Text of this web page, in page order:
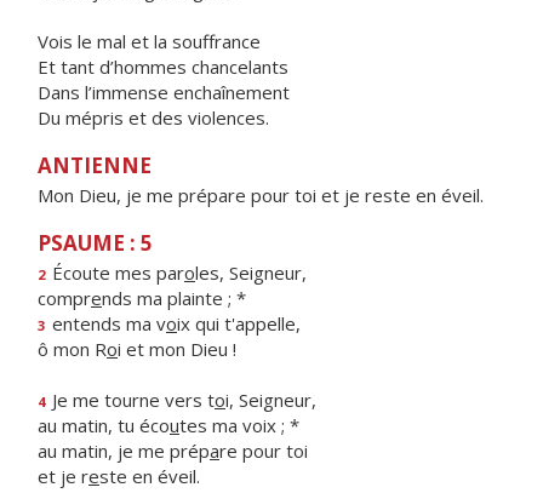
Vois le mal et la souffrance
Et tant d’hommes chancelants
Dans l’immense enchaînement
Du mépris et des violences.
ANTIENNE
Mon Dieu, je me prépare pour toi et je reste en éveil.
PSAUME : 5
2 Écoute mes paroles, Seigneur,
comprends ma plainte ; *
3 entends ma voix qui t'appelle,
ô mon Roi et mon Dieu !
4 Je me tourne vers toi, Seigneur,
au matin, tu écoutes ma voix ; *
au matin, je me prépare pour toi
et je reste en éveil.